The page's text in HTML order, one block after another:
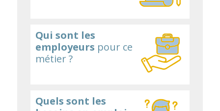
Qui sont les
employeurs pour ce
métier ?
Quels sont les